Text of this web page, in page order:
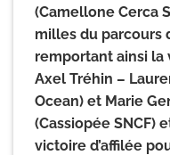
(Camellone Cerca
milles du parcours
remportant ainsi la
Axel Tréhin –
Ocean) et Marie
(Cassiopée SNCF)
victoire d’affilée